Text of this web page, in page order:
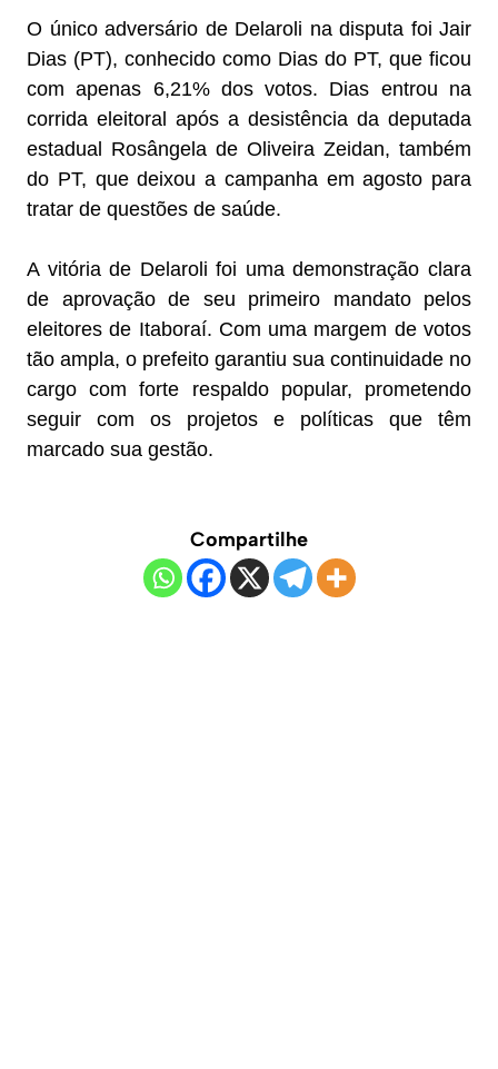
O único adversário de Delaroli na disputa foi Jair
Dias (PT), conhecido como Dias do PT, que ficou
com apenas 6,21% dos votos. Dias entrou na
corrida eleitoral após a desistência da deputada
estadual Rosângela de Oliveira Zeidan, também
do PT, que deixou a campanha em agosto para
tratar de questões de saúde.
A vitória de Delaroli foi uma demonstração clara
de aprovação de seu primeiro mandato pelos
eleitores de Itaboraí. Com uma margem de votos
tão ampla, o prefeito garantiu sua continuidade no
cargo com forte respaldo popular, prometendo
seguir com os projetos e políticas que têm
marcado sua gestão.
Compartilhe